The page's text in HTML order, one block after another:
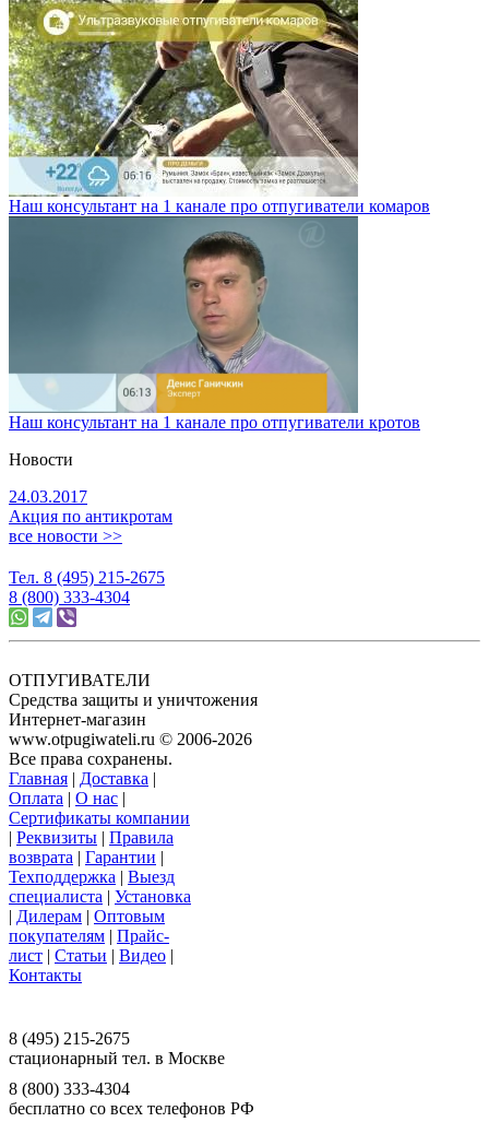
Наш консультант на 1 канале про отпугиватели комаров
Наш консультант на 1 канале про отпугиватели кротов
Новости
24.03.2017
Акция по антикротам
все новости >>
Тел. 8 (495) 215-2675
8 (800) 333-4304
ОТПУГИВАТЕЛИ
Средства защиты и уничтожения
Интернет-магазин
www.otpugiwateli.ru © 2006-2026
Все права сохранены.
Главная | Доставка |
Оплата | О нас |
Сертификаты компании
| Реквизиты | Правила
возврата | Гарантии |
Техподдержка | Выезд
специалиста | Установка
| Дилерам | Оптовым
покупателям | Прайс-
лист | Статьи | Видео |
Контакты
8 (495) 215-2675
стационарный тел. в Москве
8 (800) 333-4304
бесплатно со всех телефонов РФ